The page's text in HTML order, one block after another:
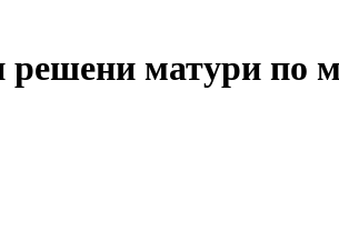
решени матури по